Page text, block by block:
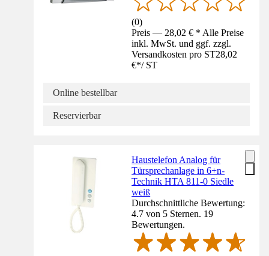
(0)
Preis — 28,02 € * Alle Preise
inkl. MwSt. und ggf. zzgl.
Versandkosten pro ST28,02
€*/ ST
Online bestellbar
Reservierbar
Haustelefon Analog für
Türsprechanlage in 6+n-
Technik HTA 811-0 Siedle
weiß
Durchschnittliche Bewertung:
4.7 von 5 Sternen. 19
Bewertungen.